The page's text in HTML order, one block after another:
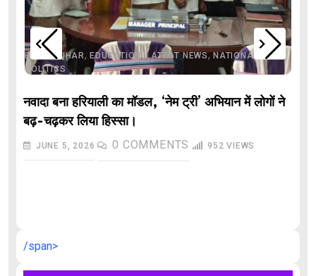
BIHAR,BIHAR, EDUCATION,LATEST NEWS,NATIONAL
POLITICS
नवादा बना हरियाली का मॉडल, ‘नेम ट्री’ अभियान में लोगों ने
बढ़-चढ़कर लिया हिस्सा।
JUNE 5, 2026 0 COMMENTS 952 VIEWS
/span>